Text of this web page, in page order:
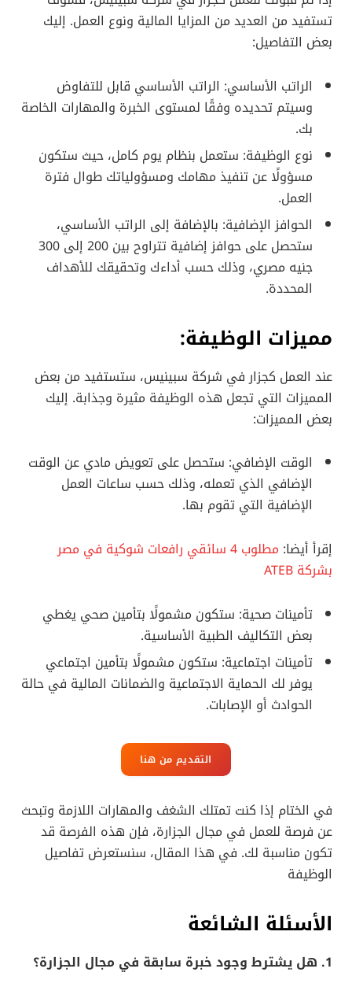
تستفيد من العديد من المزايا المالية ونوع العمل. إليك
بعض التفاصيل:
الراتب الأساسي: الراتب الأساسي قابل للتفاوض
وسيتم تحديده وفقًا لمستوى الخبرة والمهارات الخاصة
بك.
نوع الوظيفة: ستعمل بنظام يوم كامل، حيث ستكون
مسؤولًا عن تنفيذ مهامك ومسؤولياتك طوال فترة
العمل.
الحوافز الإضافية: بالإضافة إلى الراتب الأساسي،
ستحصل على حوافز إضافية تتراوح بين 200 إلى 300
جنيه مصري، وذلك حسب أداءك وتحقيقك للأهداف
المحددة.
مميزات الوظيفة:
عند العمل كجزار في شركة سبينيس، ستستفيد من بعض
المميزات التي تجعل هذه الوظيفة مثيرة وجذابة. إليك
بعض المميزات:
الوقت الإضافي: ستحصل على تعويض مادي عن الوقت
الإضافي الذي تعمله، وذلك حسب ساعات العمل
الإضافية التي تقوم بها.
إقرأ أيضا:
مطلوب 4 سائقي رافعات شوكية في مصر
بشركة ATEB
تأمينات صحية: ستكون مشمولًا بتأمين صحي يغطي
بعض التكاليف الطبية الأساسية.
تأمينات اجتماعية: ستكون مشمولًا بتأمين اجتماعي
يوفر لك الحماية الاجتماعية والضمانات المالية في حالة
الحوادث أو الإصابات.
التقديم من هنا
في الختام إذا كنت تمتلك الشغف والمهارات اللازمة وتبحث
عن فرصة للعمل في مجال الجزارة، فإن هذه الفرصة قد
تكون مناسبة لك. في هذا المقال، سنستعرض تفاصيل
الوظيفة
الأسئلة الشائعة
1. هل يشترط وجود خبرة سابقة في مجال الجزارة؟